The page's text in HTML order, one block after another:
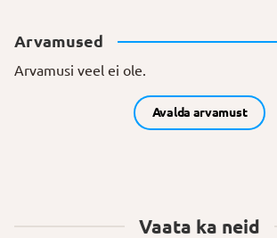
Arvamused
Arvamusi veel ei ole.
Avalda arvamust
Vaata ka neid